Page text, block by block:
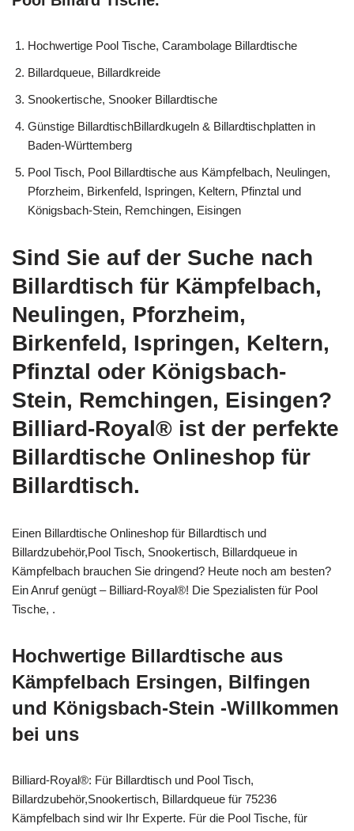
Hochwertige Pool Tische, Carambolage Billardtische
Billardqueue, Billardkreide
Snookertische, Snooker Billardtische
Günstige BillardtischBillardkugeln & Billardtischplatten in
Baden-Württemberg
Pool Tisch, Pool Billardtische aus Kämpfelbach, Neulingen,
Pforzheim, Birkenfeld, Ispringen, Keltern, Pfinztal und
Königsbach-Stein, Remchingen, Eisingen
Sind Sie auf der Suche nach
Billardtisch für Kämpfelbach,
Neulingen, Pforzheim,
Birkenfeld, Ispringen, Keltern,
Pfinztal oder Königsbach-
Stein, Remchingen, Eisingen?
Billiard-Royal® ist der perfekte
Billardtische Onlineshop für
Billardtisch.
Einen Billardtische Onlineshop für Billardtisch und
Billardzubehör,Pool Tisch, Snookertisch, Billardqueue in
Kämpfelbach brauchen Sie dringend? Heute noch am besten?
Ein Anruf genügt – Billiard-Royal®! Die Spezialisten für Pool
Tische, .
Hochwertige Billardtische aus
Kämpfelbach Ersingen, Bilfingen
und Königsbach-Stein -Willkommen
bei uns
Billiard-Royal®: Für Billardtisch und Pool Tisch,
Billardzubehör,Snookertisch, Billardqueue für 75236
Kämpfelbach sind wir Ihr Experte. Für die Pool Tische, für